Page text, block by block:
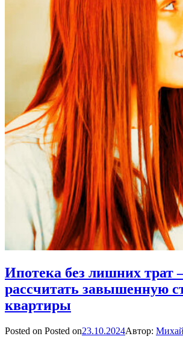
Ипотека без лишних трат
рассчитать завышенную
квартиры
Posted on Posted on23.10.2024Автор: